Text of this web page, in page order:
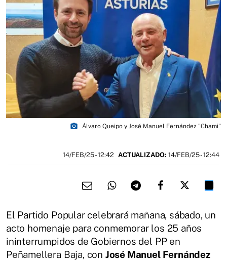
photo_camera Álvaro Queipo y José Manuel Fernández "Chami"
14/FEB/25- 12:42 ACTUALIZADO: 14/FEB/25 - 12:44
El Partido Popular celebrará mañana, sábado, un
acto homenaje para conmemorar los 25 años
ininterrumpidos de Gobiernos del PP en
Peñamellera Baja, con José Manuel Fernández